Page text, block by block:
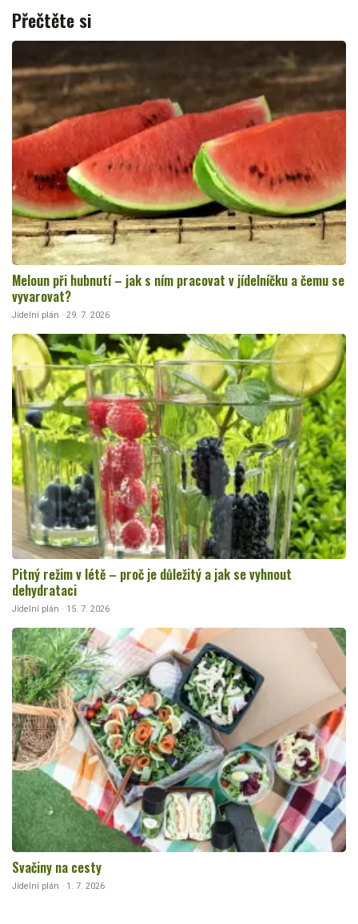
Přečtěte si
Meloun při hubnutí – jak s ním pracovat v jídelníčku a čemu se
vyvarovat?
Jídelní plán · 29. 7. 2026
Pitný režim v létě – proč je důležitý a jak se vyhnout
dehydrataci
Jídelní plán · 15. 7. 2026
Svačiny na cesty
Jídelní plán · 1. 7. 2026